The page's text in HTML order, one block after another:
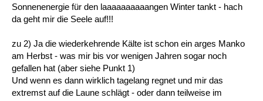
Sonnenenergie für den laaaaaaaaaangen Winter tankt - hach
da geht mir die Seele auf!!!
zu 2) Ja die wiederkehrende Kälte ist schon ein arges Manko
am Herbst - was mir bis vor wenigen Jahren sogar noch
gefallen hat (aber siehe Punkt 1)
Und wenn es dann wirklich tagelang regnet und mir das
extremst auf die Laune schlägt - oder dann teilweise im